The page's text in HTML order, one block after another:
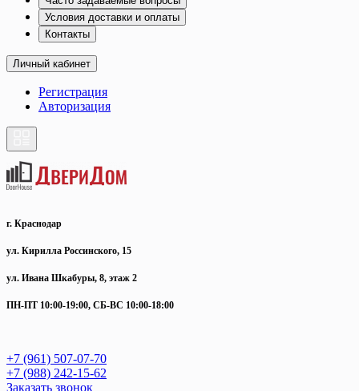
Условия доставки и оплаты
Контакты
Личный кабинет
Регистрация
Авторизация
г. Краснодар
ул. Кирилла Россинского, 15
ул. Ивана Шкабуры, 8, этаж 2
ПН-ПТ 10:00-19:00, СБ-ВС 10:00-18:00
+7 (961) 507-07-70
+7 (988) 242-15-62
Заказать звонок